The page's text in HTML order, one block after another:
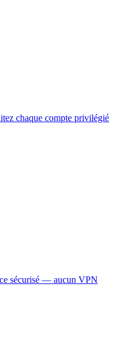
chaque compte privilégié
sécurisé — aucun VPN